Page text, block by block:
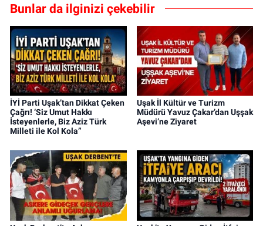
Bunlar da ilginizi çekebilir
İYİ Parti Uşak’tan Dikkat Çeken
Çağrı! ‘Siz Umut Hakkı
İsteyenlerle, Biz Aziz Türk
Milleti ile Kol Kola”
Uşak İl Kültür ve Turizm
Müdürü Yavuz Çakar’dan Uşşak
Aşevi’ne Ziyaret